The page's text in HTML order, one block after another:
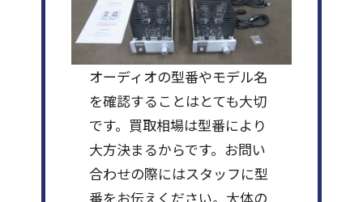
オーディオの型番やモデル名
を確認することはとても大切
です。買取相場は型番により
大方決まるからです。お問い
合わせの際にはスタッフに型
番をお伝えください。大体の